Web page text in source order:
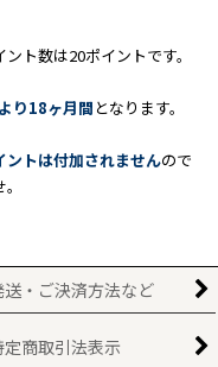
ト数は20ポイントです。
り18ヶ月間 となります。
トは付加されませんので
送・ご決済方法など
定商取引法表示